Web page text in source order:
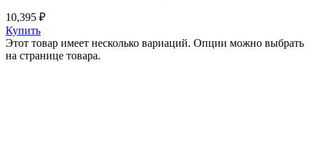
10,395 ₽
Купить
Этот товар имеет несколько вариаций. Опции можно выбрать
на странице товара.